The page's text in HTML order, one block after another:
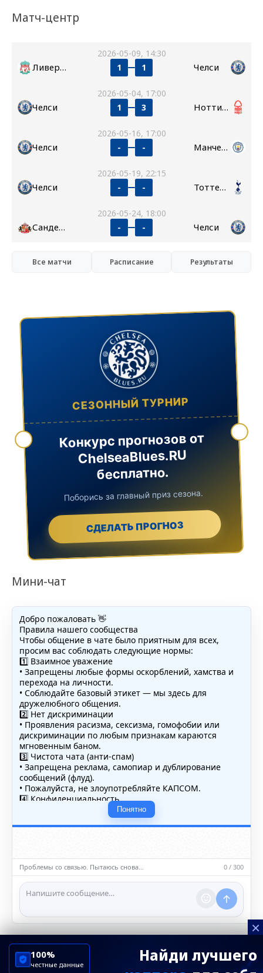
Матч-центр
2026-05-09, 14:30
Ливерпуль 1 1 Челси
2026-05-04, 17:00
Челси 1 3 Ноттингем Форест
2026-05-16, 17:00
Челси - - Манчестер Сити
2026-05-19, 22:15
Челси - - Тоттенхэм
2026-05-24, 18:00
Сандерленд - - Челси
Все матчи Расписание Результаты
СЕЗОННЫЙ ТУРНИР
Конкурс прогнозов от
ChelseaBlues.RU
бесплатно.
Поборись за главный приз сезона.
СДЕЛАТЬ ПРОГНОЗ
Мини-чат
Добро пожаловать 👋
Правила нашего сообщества
Чтобы общение в чате было приятным для всех,
просим вас соблюдать следующие нормы:
1️⃣ Взаимное уважение
• Запрещены любые формы оскорблений, хамства и
перехода на личности.
• Соблюдайте базовый этикет — мы здесь для
дружелюбного общения.
2️⃣ Нет дискриминации
• Проявления расизма, сексизма, гомофобии или
дискриминации по любым признакам караются
мгновенным баном.
3️⃣ Чистота чата (анти-спам)
• Запрещена реклама, самопиар и дублирование
сообщений (флуд).
• Пожалуйста, не злоупотребляйте КАПСОМ.
4️⃣ Конфиденциальность
• Не публикуйте личные данные — свои или чужие
(телефоны, адреса, документы).
5️⃣ Уместность контента
насилию.
ℹ️ Модераторы и администраторы вправе удалять
сообщения и ограничивать доступ к чату при
нарушении правил.
Понятно
Проблемы со связью. Пытаюсь снова… 0 / 300
×
Найди лучшего
100%
честные данные